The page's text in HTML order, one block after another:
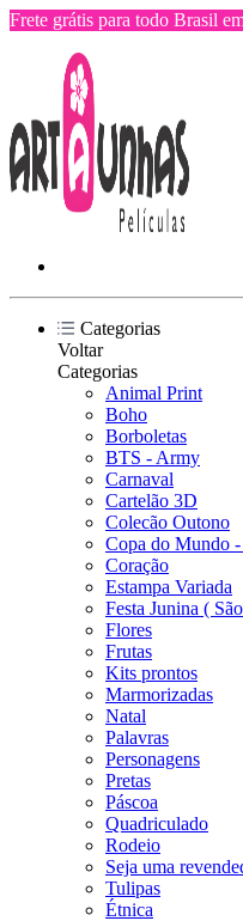
Frete grátis para todo Brasil
Categorias
Voltar
Categorias
Animal Print
Boho
Borboletas
BTS - Army
Carnaval
Cartelão 3D
Colecão Outono
Copa do Mundo
Coração
Estampa Variada
Festa Junina (
Flores
Frutas
Kits prontos
Marmorizadas
Natal
Palavras
Personagens
Pretas
Páscoa
Quadriculado
Rodeio
Seja uma
Tulipas
Étnica